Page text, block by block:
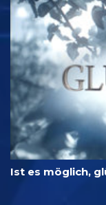
Ist es möglich,